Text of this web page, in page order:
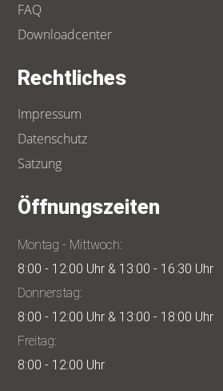
FAQ
Downloadcenter
Rechtliches
Impressum
Datenschutz
Satzung
Öffnungszeiten
Montag - Mittwoch:
8:00 - 12:00 Uhr & 13:00 - 16:30 Uhr
Donnerstag:
8:00 - 12:00 Uhr & 13:00 - 18:00 Uhr
Freitag:
8:00 - 12:00 Uhr